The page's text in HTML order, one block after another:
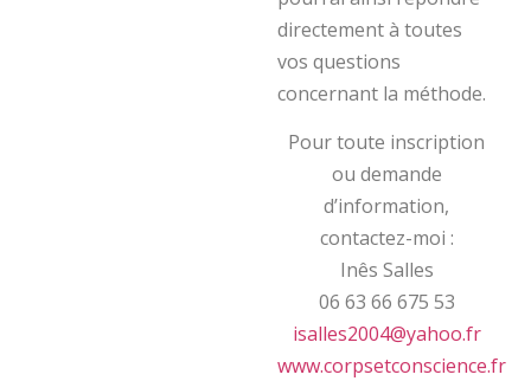
directement à toutes
vos questions
concernant la méthode.
Pour toute inscription
ou demande
d’information,
contactez-moi :
Inês Salles
06 63 66 675 53
isalles2004@yahoo.fr
www.corpsetconscience.fr